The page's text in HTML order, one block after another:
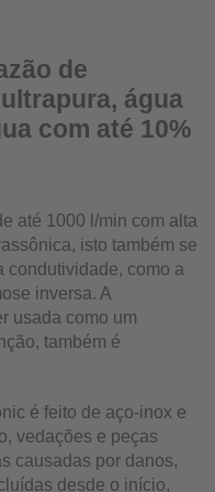
de
água
com até 10%
até 1000 l/min com alta
isto também se
condutividade, como a
inversa. A
usada como um
também é
é feito de aço-inox e
vedações e peças
causadas por danos,
desde o início,